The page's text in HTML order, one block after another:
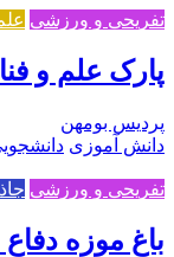
تفریحی و ورزشی
پارک علم و
پردیس بومهن
دانش آموزی
تفریحی و ورزشی
باغ موزه